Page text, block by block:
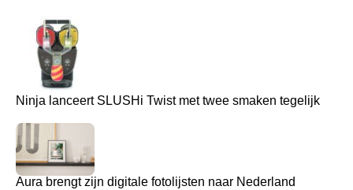
Ninja lanceert SLUSHi Twist met twee smaken tegelijk
Aura brengt zijn digitale fotolijsten naar Nederland